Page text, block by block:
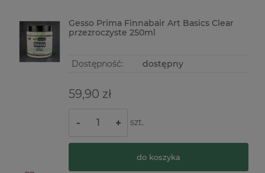
Gesso Prima Finnabair Art Basics Clear
przezroczyste 250ml
Dostępność: dostępny
59,90 zł
- + szt.
do koszyka